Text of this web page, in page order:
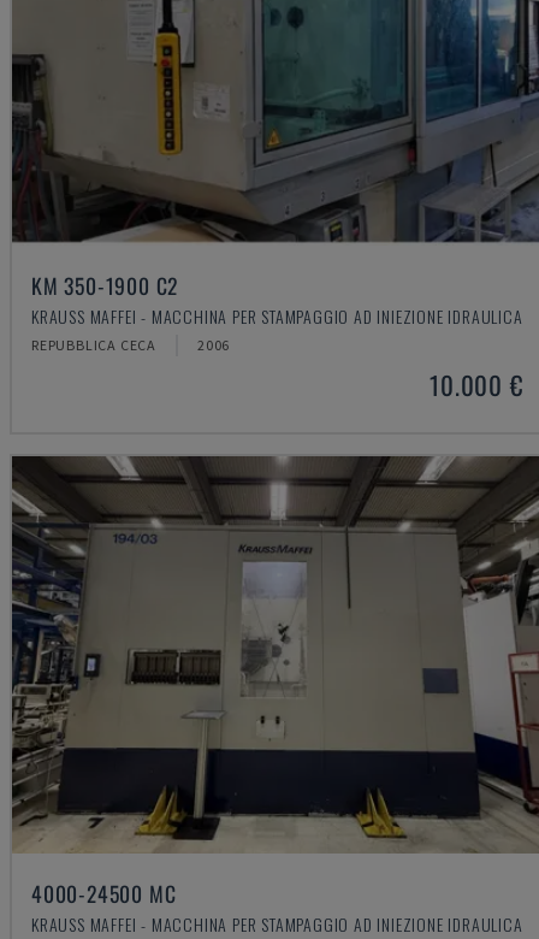
KM 350-1900 C2
KRAUSS MAFFEI - MACCHINA PER STAMPAGGIO AD INIEZIONE IDRAULICA
REPUBBLICA CECA 2006
10.000 €
4000-24500 MC
KRAUSS MAFFEI - MACCHINA PER STAMPAGGIO AD INIEZIONE IDRAULICA